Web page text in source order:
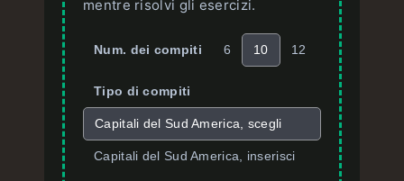
mentre risolvi gli esercizi.
Num. dei compiti 6 10 12
Tipo di compiti
Capitali del Sud America, scegli
Capitali del Sud America, inserisci